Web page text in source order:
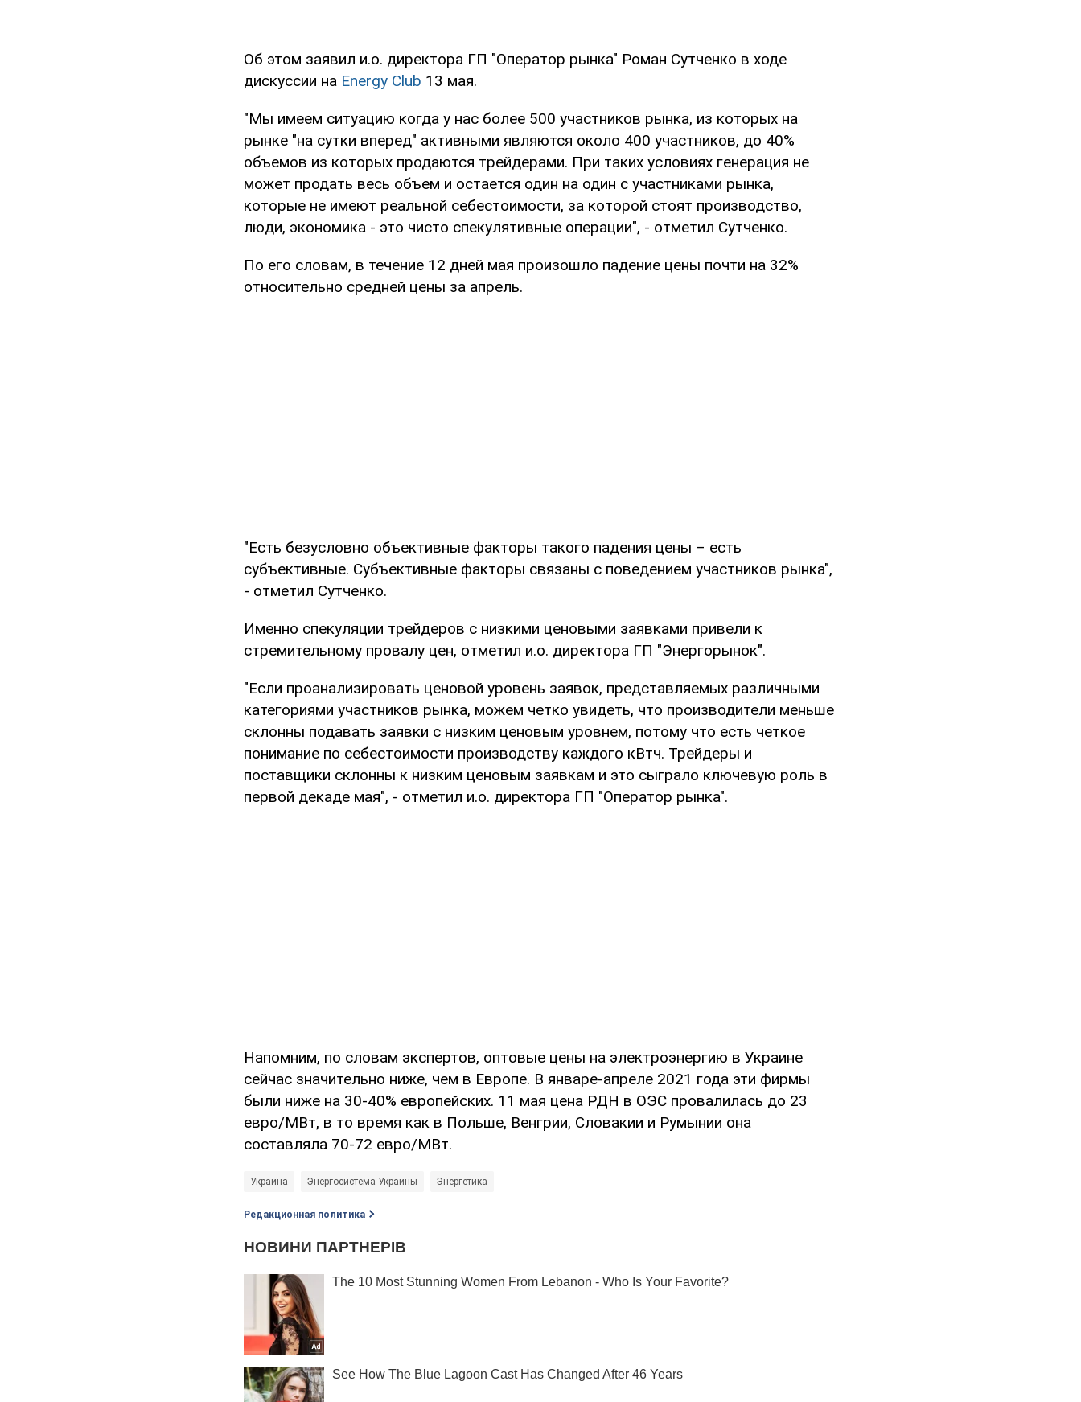
Об этом заявил и.о. директора ГП "Оператор рынка" Роман Сутченко в ходе
дискуссии на Energy Club 13 мая.
"Мы имеем ситуацию когда у нас более 500 участников рынка, из которых на
рынке "на сутки вперед" активными являются около 400 участников, до 40%
объемов из которых продаются трейдерами. При таких условиях генерация не
может продать весь объем и остается один на один с участниками рынка,
которые не имеют реальной себестоимости, за которой стоят производство,
люди, экономика - это чисто спекулятивные операции", - отметил Сутченко.
По его словам, в течение 12 дней мая произошло падение цены почти на 32%
относительно средней цены за апрель.
"Есть безусловно объективные факторы такого падения цены – есть
субъективные. Субъективные факторы связаны с поведением участников рынка",
- отметил Сутченко.
Именно спекуляции трейдеров с низкими ценовыми заявками привели к
стремительному провалу цен, отметил и.о. директора ГП "Энергорынок".
"Если проанализировать ценовой уровень заявок, представляемых различными
категориями участников рынка, можем четко увидеть, что производители меньше
склонны подавать заявки с низким ценовым уровнем, потому что есть четкое
понимание по себестоимости производству каждого кВтч. Трейдеры и
поставщики склонны к низким ценовым заявкам и это сыграло ключевую роль в
первой декаде мая", - отметил и.о. директора ГП "Оператор рынка".
Напомним, по словам экспертов, оптовые цены на электроэнергию в Украине
сейчас значительно ниже, чем в Европе. В январе-апреле 2021 года эти фирмы
были ниже на 30-40% европейских. 11 мая цена РДН в ОЭС провалилась до 23
евро/МВт, в то время как в Польше, Венгрии, Словакии и Румынии она
составляла 70-72 евро/МВт.
Украина Энергосистема Украины Энергетика
Редакционная политика